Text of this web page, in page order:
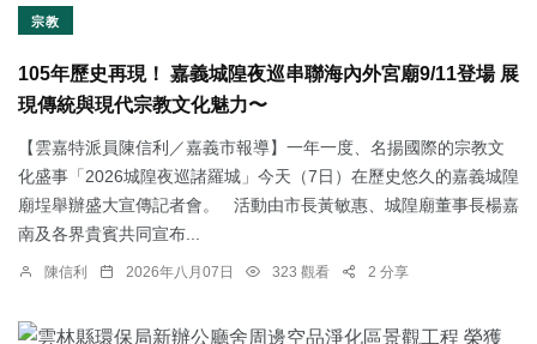
宗教
105年歷史再現！ 嘉義城隍夜巡串聯海內外宮廟9/11登場 展
現傳統與現代宗教文化魅力〜
【雲嘉特派員陳信利／嘉義市報導】一年一度、名揚國際的宗教文
化盛事「2026城隍夜巡諸羅城」今天（7日）在歷史悠久的嘉義城隍
廟埕舉辦盛大宣傳記者會。 活動由市長黃敏惠、城隍廟董事長楊嘉
南及各界貴賓共同宣布...
陳信利 2026年八月07日 323 觀看 2 分享